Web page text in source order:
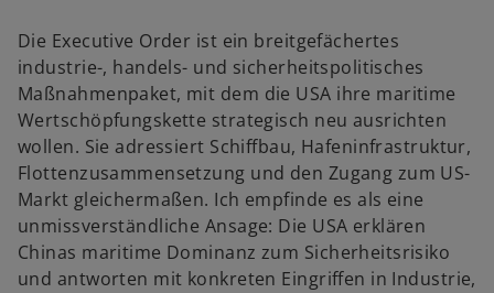
s
t
e
r
k
a
r
t
n
R
e
g
i
s
t
e
r
Die Executive Order ist ein breitgefächertes
industrie-, handels- und sicherheitspolitisches
Maßnahmenpaket, mit dem die USA ihre maritime
Wertschöpfungskette strategisch neu ausrichten
wollen. Sie adressiert Schiffbau, Hafeninfrastruktur,
Flottenzusammensetzung und den Zugang zum US-
Markt gleichermaßen. Ich empfinde es als eine
unmissverständliche Ansage: Die USA erklären
Chinas maritime Dominanz zum Sicherheitsrisiko
und antworten mit konkreten Eingriffen in Industrie,